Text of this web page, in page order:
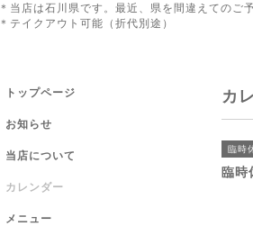
＊当店は石川県です。最近、県を間違えてのご
＊テイクアウト可能（折代別途）
カ
臨時
臨時
トップページ
お知らせ
当店について
カレンダー
メニュー